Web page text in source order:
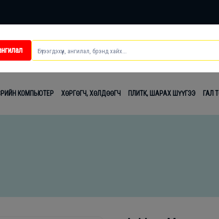
КОМПЬЮТЕР ХӨРГӨГЧ, ХӨЛДӨӨГЧ ПЛИТК, ШАРАХ ШҮҮГЭЭ ГАЛ